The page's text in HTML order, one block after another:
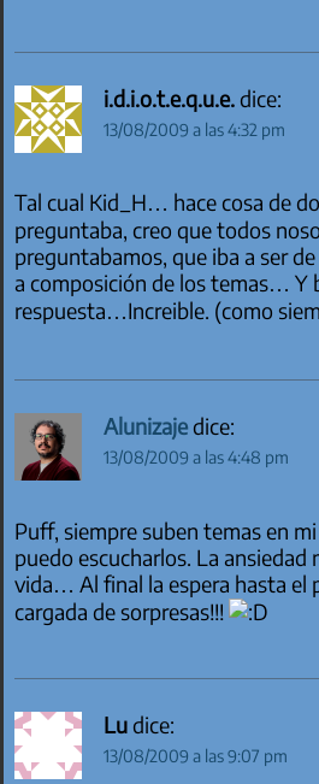
i.d.i.o.t.e.q.u.e.dice:
13/08/2009 a las 4:32 pm
Tal cual Kid_H… hace cosa de
preguntaba, creo que todos
preguntabamos, que iba a ser
a composición de los temas… Y
respuesta…Increible. (como
Alunizajedice:
13/08/2009 a las 4:48 pm
Puff, siempre suben temas en
puedo escucharlos. La ansiedad
vida… Al final la espera hasta el
cargada de sorpresas!!!
Ludice:
13/08/2009 a las 9:07 pm